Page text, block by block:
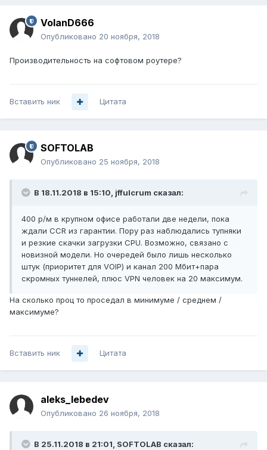
VolanD666
Опубликовано 20 ноября, 2018
Производительность на софтовом роутере?
Вставить ник Цитата
SOFTOLAB
Опубликовано 25 ноября, 2018
В 18.11.2018 в 15:10, jffulcrum сказал:
400 р/м в крупном офисе работали две недели, пока
ждали CCR из гарантии. Пору раз наблюдались тупняки
и резкие скачки загрузки CPU. Возможно, связано с
новизной модели. Но очередей было лишь несколько
штук (приоритет для VOIP) и канал 200 Мбит+пара
скромных туннелей, плюс VPN человек на 20 максимум.
На сколько проц то проседал в минимуме / среднем /
максимуме?
Вставить ник Цитата
aleks_lebedev
Опубликовано 26 ноября, 2018
В 25.11.2018 в 21:01, SOFTOLAB сказал: